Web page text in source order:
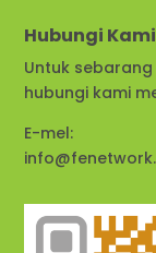
Hubungi
Untuk
hubungi kami
E-mel: